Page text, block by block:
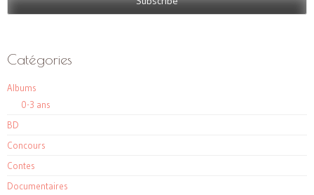
Catégories
Albums
0-3 ans
BD
Concours
Contes
Documentaires